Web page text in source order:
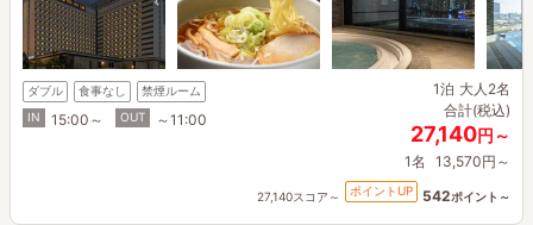
ダブル 食事なし
禁煙ルーム
IN
15:00～ OUT ～11:00
1泊 大人2名
合計(税込)
27,140円～
1名 13,570円～
27,140スコア～ ポイントUP 542ポイント～